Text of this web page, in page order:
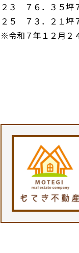
２３ ７６．３５坪
２５ ７３．２１坪
※令和７年１２月２